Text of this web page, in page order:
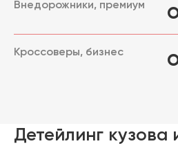
Внедорожники, премиум
Кроссоверы, бизнес
Детейлинг кузова